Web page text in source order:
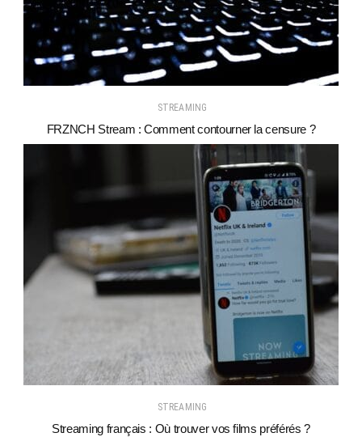
STREAMING
FRZNCH Stream : Comment contourner la censure ?
STREAMING
Streaming français : Où trouver vos films préférés ?